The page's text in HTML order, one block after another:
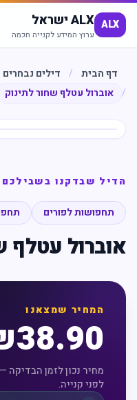
ALX ALX ישראל
ערוץ המידע לקנייה חכמה
דף הבית / דילים נבחרים
/ אוברול עטלף שחור לתינוק
הדיל שבדקנו בשבילכם
תחפושות לפורים
אוברול עטלף
המחיר שמצאנו
38.90
מחיר נכון לזמן
לפני קנייה.